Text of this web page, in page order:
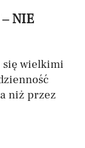
NIE
się wielkimi
niż przez